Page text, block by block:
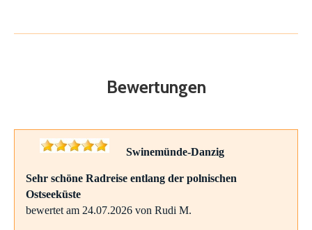
Bewertungen
Swinemünde-Danzig
Sehr schöne Radreise entlang der polnischen
Ostseeküste
bewertet am 24.07.2026 von Rudi M.